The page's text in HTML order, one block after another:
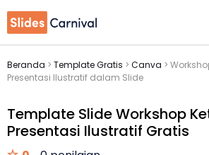
Beranda > Template Gratis > Canva >
Presentasi Ilustratif dalam Slide
Template Slide Workshop
Presentasi Ilustratif Gratis